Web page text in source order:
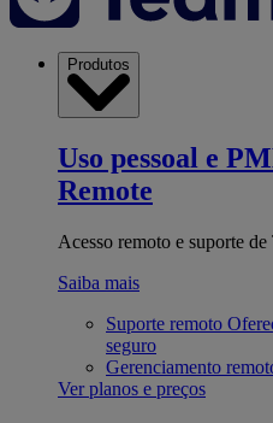
Produtos
Uso pessoal e
Remote
Acesso remoto e suporte
Saiba mais
Suporte remoto
seguro
Gerenciamento
Ver planos e preços